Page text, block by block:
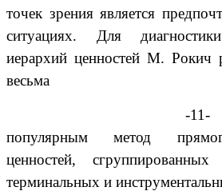
точек зрения является
ситуациях. Для
иерархий ценностей М. Рокич
весьма
-11-
популярным метод
ценностей,
терминальных и